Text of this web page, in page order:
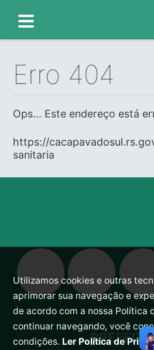
Erro 404
Ops... Este endereço está
https://
sanitaria
Utilizamos cookies e outras
aprimorar sua navegação e
de acordo com a nossa Política
continuar navegando, você
condições. Ler Política de